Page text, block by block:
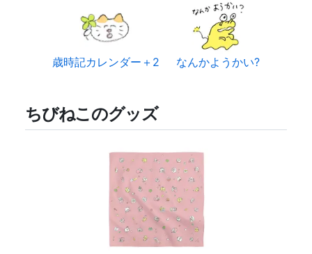
歳時記カレンダー＋2 なんかようかい?
ちびねこのグッズ